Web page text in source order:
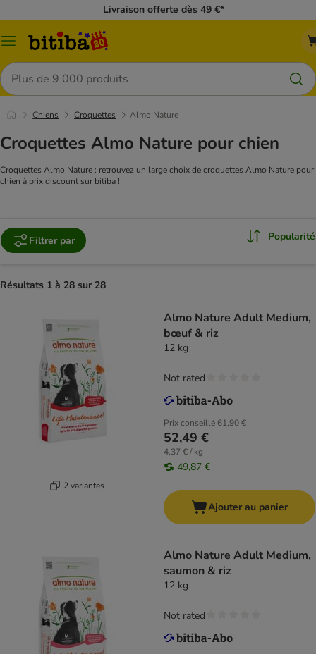
Livraison offerte dès 49 €*
Menu
Rechercher
Chiens Croquettes Almo Nature
Croquettes Almo Nature pour chien
Croquettes Almo Nature : retrouvez un large choix de croquettes Almo Nature pour
chien à prix discount sur bitiba !
Filtrer par Popularité
Résultats 1 à 28 sur 28
2 variantes
Almo Nature Adult Medium,
bœuf & riz
12 kg
Prix conseillé 61,90 €
52,49 €
4,37 € / kg
49,87 €
Not rated
Ajouter au panier
Almo Nature Adult Medium,
saumon & riz
12 kg
Not rated